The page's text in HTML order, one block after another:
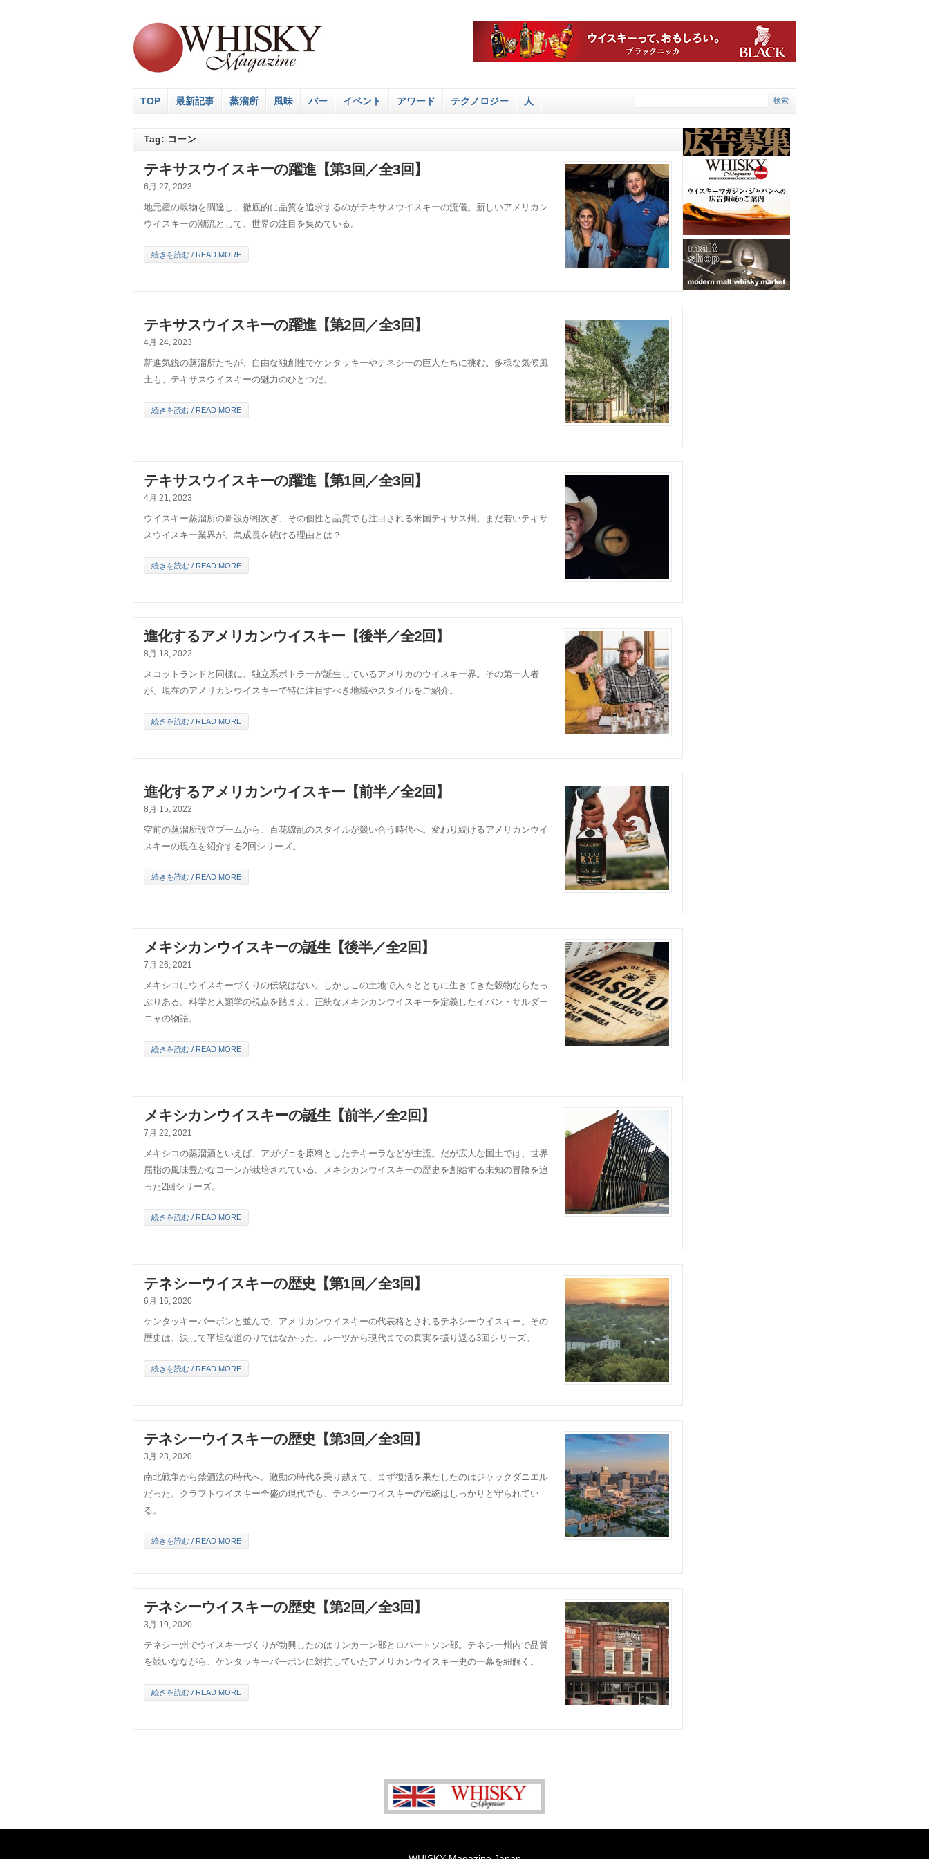
TOP 最新記事 蒸溜所 風味 バー イベント アワード テクノロジー 人
Tag: コーン
テキサスウイスキーの躍進【第3回／全3回】
6月 27, 2023
地元産の穀物を調達し、徹底的に品質を追求するのがテキサスウイスキーの流儀。新しいアメリカン
ウイスキーの潮流として、世界の注目を集めている。
続きを読む / READ MORE
テキサスウイスキーの躍進【第2回／全3回】
4月 24, 2023
新進気鋭の蒸溜所たちが、自由な独創性でケンタッキーやテネシーの巨人たちに挑む。多様な気候風
土も、テキサスウイスキーの魅力のひとつだ。
続きを読む / READ MORE
テキサスウイスキーの躍進【第1回／全3回】
4月 21, 2023
ウイスキー蒸溜所の新設が相次ぎ、その個性と品質でも注目される米国テキサス州。まだ若いテキサ
スウイスキー業界が、急成長を続ける理由とは？
続きを読む / READ MORE
進化するアメリカンウイスキー【後半／全2回】
8月 18, 2022
スコットランドと同様に、独立系ボトラーが誕生しているアメリカのウイスキー界。その第一人者
が、現在のアメリカンウイスキーで特に注目すべき地域やスタイルをご紹介。
続きを読む / READ MORE
進化するアメリカンウイスキー【前半／全2回】
8月 15, 2022
空前の蒸溜所設立ブームから、百花繚乱のスタイルが競い合う時代へ。変わり続けるアメリカンウイ
スキーの現在を紹介する2回シリーズ。
続きを読む / READ MORE
メキシカンウイスキーの誕生【後半／全2回】
7月 26, 2021
メキシコにウイスキーづくりの伝統はない。しかしこの土地で人々とともに生きてきた穀物ならたっ
ぷりある。科学と人類学の視点を踏まえ、正統なメキシカンウイスキーを定義したイバン・サルダー
ニャの物語。
続きを読む / READ MORE
メキシカンウイスキーの誕生【前半／全2回】
7月 22, 2021
メキシコの蒸溜酒といえば、アガヴェを原料としたテキーラなどが主流。だが広大な国土では、世界
屈指の風味豊かなコーンが栽培されている。メキシカンウイスキーの歴史を創始する未知の冒険を追
った2回シリーズ。
続きを読む / READ MORE
テネシーウイスキーの歴史【第1回／全3回】
6月 16, 2020
ケンタッキーバーボンと並んで、アメリカンウイスキーの代表格とされるテネシーウイスキー。その
歴史は、決して平坦な道のりではなかった。ルーツから現代までの真実を振り返る3回シリーズ。
続きを読む / READ MORE
テネシーウイスキーの歴史【第3回／全3回】
3月 23, 2020
南北戦争から禁酒法の時代へ。激動の時代を乗り越えて、まず復活を果たしたのはジャックダニエル
だった。クラフトウイスキー全盛の現代でも、テネシーウイスキーの伝統はしっかりと守られてい
る。
続きを読む / READ MORE
テネシーウイスキーの歴史【第2回／全3回】
3月 19, 2020
テネシー州でウイスキーづくりが勃興したのはリンカーン郡とロバートソン郡。テネシー州内で品質
を競いなながら、ケンタッキーバーボンに対抗していたアメリカンウイスキー史の一幕を紐解く。
続きを読む / READ MORE